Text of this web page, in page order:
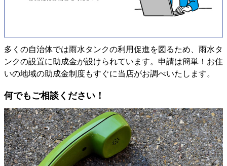
多くの自治体では雨水タンクの利用促進を図るため、雨水タ
ンクの設置に助成金が設けられています。申請は簡単！お住
いの地域の助成金制度もすぐに当店がお調べいたします。
何でもご相談ください！